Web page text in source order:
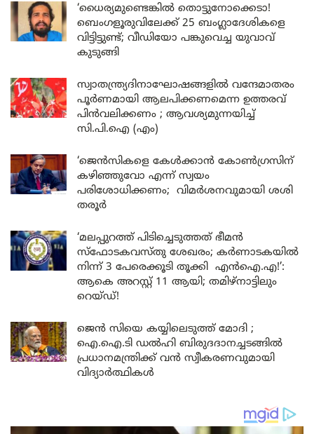
‘ധൈര്യമുണ്ടെങ്കിൽ തൊട്ടുനോക്കെടാ!
ബെംഗളൂരുവിലേക്ക് 25 ബംഗ്ലാദേശികളെ
വിട്ടിട്ടുണ്ട്; വീഡിയോ പങ്കുവെച്ച യുവാവ്
കുടുങ്ങി
സ്വാതന്ത്ര്യദിനാഘോഷങ്ങളിൽ വന്ദേമാതരം
പൂർണമായി ആലപിക്കണമെന്ന ഉത്തരവ്
പിൻവലിക്കണം ; ആവശ്യമുന്നയിച്ച്
സി.പി.ഐ (എം)
‘ജെൻസികളെ കേൾക്കാൻ കോൺഗ്രസിന്
കഴിഞ്ഞുവോ എന്ന് സ്വയം
പരിശോധിക്കണം; വിമർശനവുമായി ശശി
തരൂർ
‘മലപ്പുറത്ത് പിടിച്ചെടുത്തത് ഭീമൻ
സ്ഫോടകവസ്തു ശേഖരം; കർണാടകയിൽ
നിന്ന് 3 പേരെക്കൂടി തൂക്കി എൻഐ.എ!’:
ആകെ അറസ്റ്റ് 11 ആയി; തമിഴ്‌നാട്ടിലും
റെയ്ഡ്!
ജെൻ സിയെ കയ്യിലെടുത്ത് മോദി ;
ഐ.ഐ.ടി ഡൽഹി ബിരുദദാനച്ചടങ്ങിൽ
പ്രധാനമന്ത്രിക്ക് വൻ സ്വീകരണവുമായി
വിദ്യാർത്ഥികൾ